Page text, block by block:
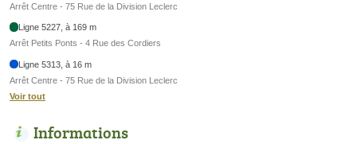
Arrêt Centre - 75 Rue de la Division Leclerc
Ligne 5227, à 169 m
Arrêt Petits Ponts - 4 Rue des Cordiers
Ligne 5313, à 16 m
Arrêt Centre - 75 Rue de la Division Leclerc
Voir tout
Informations